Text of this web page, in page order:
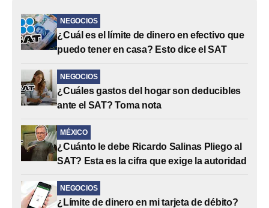
NEGOCIOS
¿Cuál es el límite de dinero en efectivo que
puedo tener en casa? Esto dice el SAT
NEGOCIOS
¿Cuáles gastos del hogar son deducibles
ante el SAT? Toma nota
MÉXICO
¿Cuánto le debe Ricardo Salinas Pliego al
SAT? Esta es la cifra que exige la autoridad
NEGOCIOS
¿Límite de dinero en mi tarjeta de débito?